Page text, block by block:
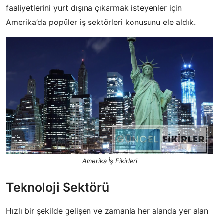
faaliyetlerini yurt dışına çıkarmak isteyenler için
Amerika’da popüler iş sektörleri konusunu ele aldık.
Amerika İş Fikirleri
Teknoloji Sektörü
Hızlı bir şekilde gelişen ve zamanla her alanda yer alan